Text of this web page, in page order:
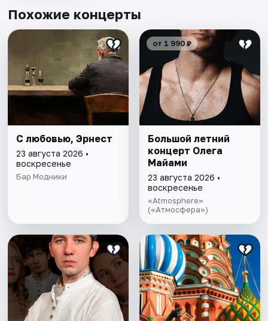
Похожие концерты
С любовью, Эрнест
23 августа 2026 •
воскресенье
Бар Модники
от 1 990 ₽
Большой летний
концерт Олега
Майами
23 августа 2026 •
воскресенье
«Atmosphere»
(«Атмосфера»)